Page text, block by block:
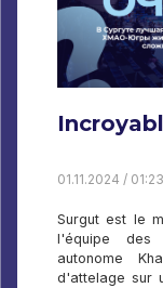
01.11.2024 / 01:23
Surgut est le
l'équipe des
autonome
d'attelage sur